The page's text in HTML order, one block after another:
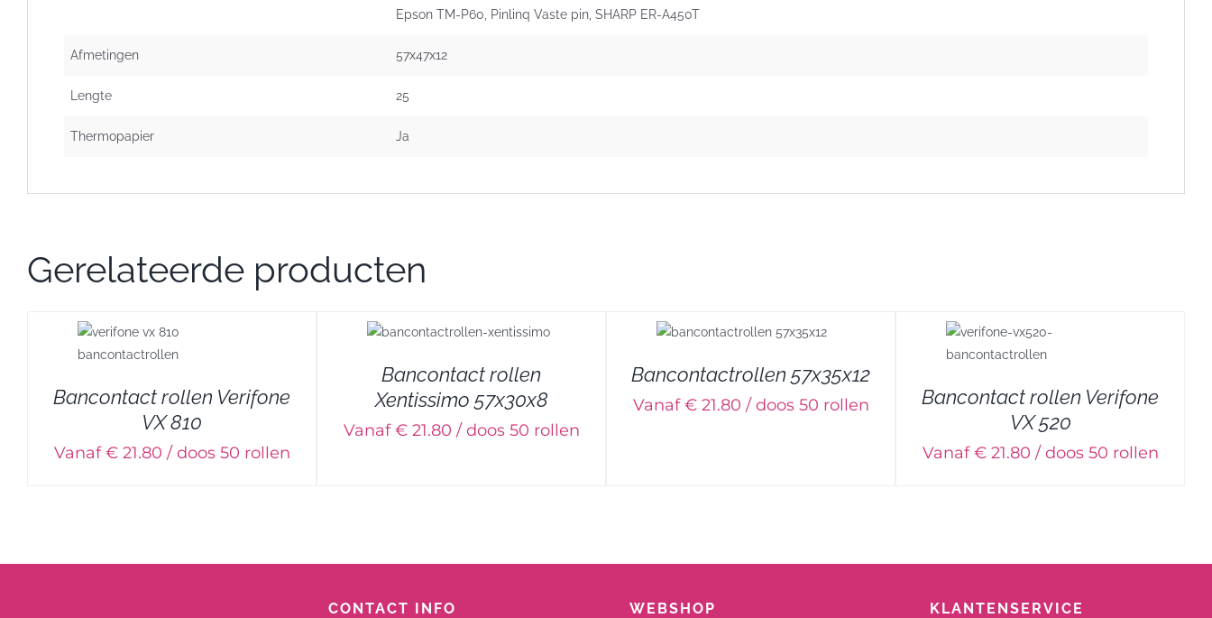
Epson TM-P60, Pinlinq Vaste pin, SHARP ER-A450T
Afmetingen 57x47x12
Lengte 25
Thermopapier Ja
Gerelateerde producten
Bancontact rollen Verifone
VX 810
Vanaf € 21.80 / doos 50 rollen
DETAILS
Bancontact rollen
Xentissimo 57x30x8
Vanaf € 21.80 / doos 50 rollen
DETAILS
Bancontactrollen 57x35x12
Vanaf € 21.80 / doos 50 rollen
Bancontact rollen Verifone
VX 520
Vanaf € 21.80 / doos 50 rollen
CONTACT INFO WEBSHOP KLANTENSERVICE